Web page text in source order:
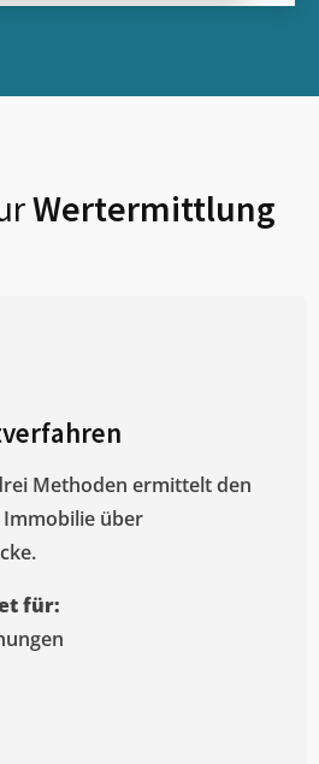
Wertermittlung
Methoden ermittelt den
über
für: